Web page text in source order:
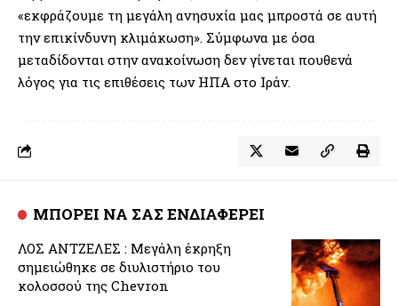
«εκφράζουμε τη μεγάλη ανησυχία μας μπροστά σε αυτή
την επικίνδυνη κλιμάκωση». Σύμφωνα με όσα
μεταδίδονται στην ανακοίνωση δεν γίνεται πουθενά
λόγος για τις επιθέσεις των ΗΠΑ στο Ιράν.
ΜΠΟΡΕΙ ΝΑ ΣΑΣ ΕΝΔΙΑΦΕΡΕΙ
ΛΟΣ ΑΝΤΖΕΛΕΣ : Μεγάλη έκρηξη
σημειώθηκε σε διυλιστήριο του
κολοσσού της Chevron